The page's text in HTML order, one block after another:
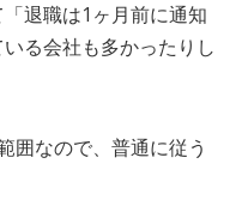
退職は1ヶ月前に通知
る会社も多かったりし
囲なので、普通に従う